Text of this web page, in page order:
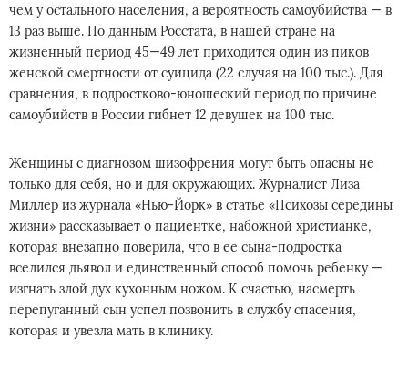
чем у остального населения, а вероятность самоубийства — в
13 раз выше. По данным Росстата, в нашей стране на
жизненный период 45—49 лет приходится один из пиков
женской смертности от суицида (22 случая на 100 тыс.). Для
сравнения, в подростково-юношеский период по причине
самоубийств в России гибнет 12 девушек на 100 тыс.
Женщины с диагнозом шизофрения могут быть опасны не
только для себя, но и для окружающих. Журналист Лиза
Миллер из журнала «Нью-Йорк» в статье «Психозы середины
жизни» рассказывает о пациентке, набожной христианке,
которая внезапно поверила, что в ее сына-подростка
вселился дьявол и единственный способ помочь ребенку —
изгнать злой дух кухонным ножом. К счастью, насмерть
перепуганный сын успел позвонить в службу спасения,
которая и увезла мать в клинику.